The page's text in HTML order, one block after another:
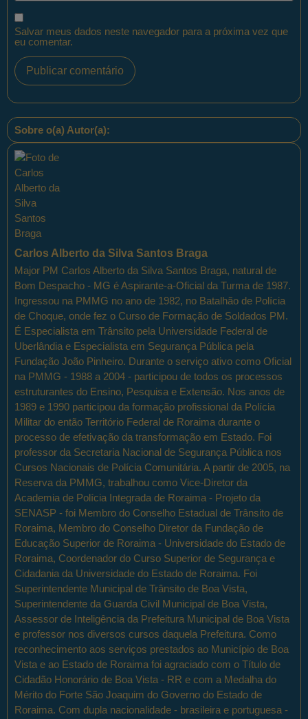
Salvar meus dados neste navegador para a próxima vez que
eu comentar.
Sobre o(a) Autor(a):
Carlos Alberto da Silva Santos Braga
Major PM Carlos Alberto da Silva Santos Braga, natural de
Bom Despacho - MG é Aspirante-a-Oficial da Turma de 1987.
Ingressou na PMMG no ano de 1982, no Batalhão de Polícia
de Choque, onde fez o Curso de Formação de Soldados PM.
É Especialista em Trânsito pela Universidade Federal de
Uberlândia e Especialista em Segurança Pública pela
Fundação João Pinheiro. Durante o serviço ativo como Oficial
na PMMG - 1988 a 2004 - participou de todos os processos
estruturantes do Ensino, Pesquisa e Extensão. Nos anos de
1989 e 1990 participou da formação profissional da Polícia
Militar do então Território Federal de Roraima durante o
processo de efetivação da transformação em Estado. Foi
professor da Secretaria Nacional de Segurança Pública nos
Cursos Nacionais de Polícia Comunitária. A partir de 2005, na
Reserva da PMMG, trabalhou como Vice-Diretor da
Academia de Polícia Integrada de Roraima - Projeto da
SENASP - foi Membro do Conselho Estadual de Trânsito de
Roraima, Membro do Conselho Diretor da Fundação de
Educação Superior de Roraima - Universidade do Estado de
Roraima, Coordenador do Curso Superior de Segurança e
Cidadania da Universidade do Estado de Roraima. Foi
Superintendente Municipal de Trânsito de Boa Vista,
Superintendente da Guarda Civil Municipal de Boa Vista,
Assessor de Inteligência da Prefeitura Municipal de Boa Vista
e professor nos diversos cursos daquela Prefeitura. Como
reconhecimento aos serviços prestados ao Município de Boa
Vista e ao Estado de Roraima foi agraciado com o Título de
Cidadão Honorário de Boa Vista - RR e com a Medalha do
Mérito do Forte São Joaquim do Governo do Estado de
Roraima. Com dupla nacionalidade - brasileira e portuguesa -